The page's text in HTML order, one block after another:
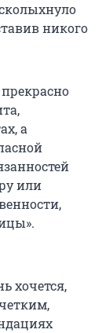
никого
а
или
хочется,